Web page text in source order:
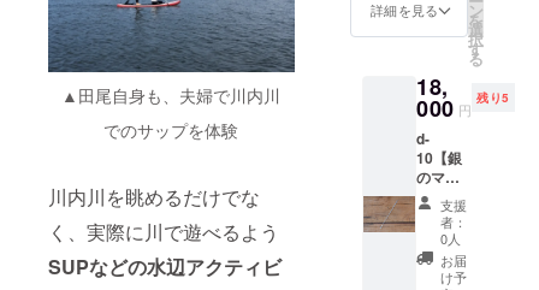
▲田尾自身も、夫婦で川内川
でのサップを体験
川内川を眺めるだけでな
く、実際に川で遊べるよう
SUPなどの水辺アクティビ
あった
場合に
するこ
ともご
ざいま
す。 *気
候に
よって
日程変
更とな
る場合
がござ
いま
から6ヶ
月間を
せてい
ただき
ます。
※郵送の
場合は
出店者
からの
お届け
となり
ます。
受け取
ので以
下のプ
ンから
選択く
ださ
い。店
舗での
受け取
りは、
オープ
いなの
すき
マーチ
・日々
の詩 ・
How
about
seeking
Anothe
r one ・
すきに
くるい
阪・阿
倍野に
ある小
房で、
メタル
ハンド
クラフ
トを制
作され
ている
Studio
Cloud様
より出
品をい
詳細を見る ン
を
選
択
す
る
18,
000 円
残り5
d-
10【銀
のマド
ラー
silver9
50】 銀
ででき
たマド
支援
者：
0人
お届
け予